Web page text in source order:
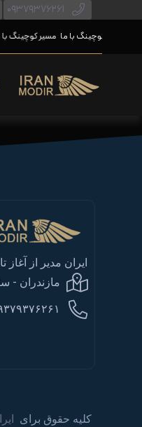
۰۹۳۷۹۳۷۶۲۶۱
مسیر کوچینگ با ما مسیر کوچینگ با
ایران مدیر از آغاز
مازندران -
کلیه حقوق برای